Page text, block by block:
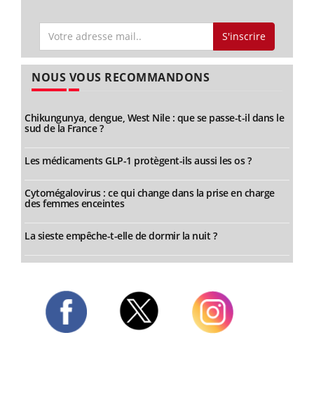
S'inscrire
NOUS VOUS RECOMMANDONS
Chikungunya, dengue, West Nile : que se passe-t-il dans le
sud de la France ?
Les médicaments GLP-1 protègent-ils aussi les os ?
Cytomégalovirus : ce qui change dans la prise en charge
des femmes enceintes
La sieste empêche-t-elle de dormir la nuit ?